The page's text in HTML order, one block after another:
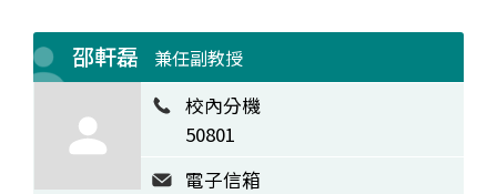
邵軒磊 兼任副教授
校內分機
50801
電子信箱